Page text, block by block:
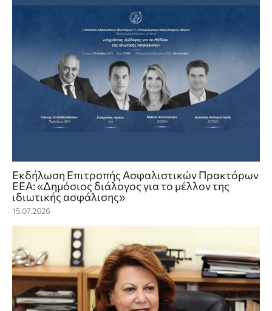
Εκδήλωση Επιτροπής Ασφαλιστικών Πρακτόρων
ΕΕΑ: «Δημόσιος διάλογος για το μέλλον της
ιδιωτικής ασφάλισης»
15.07.2026